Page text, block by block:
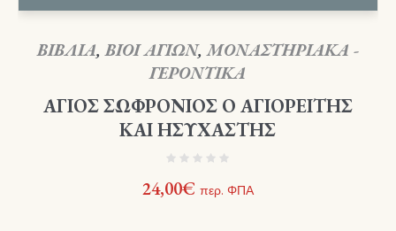
ΒΙΒΛΙΑ,ΒΙΟΙ ΑΓΙΩΝ,ΜΟΝΑΣΤΗΡΙΑΚΑ -
ΓΕΡΟΝΤΙΚΑ
ΑΓΙΟΣ ΣΩΦΡΟΝΙΟΣ Ο ΑΓΙΟΡΕΙΤΗΣ
ΚΑΙ ΗΣΥΧΑΣΤΗΣ
24,00€ περ. ΦΠΑ